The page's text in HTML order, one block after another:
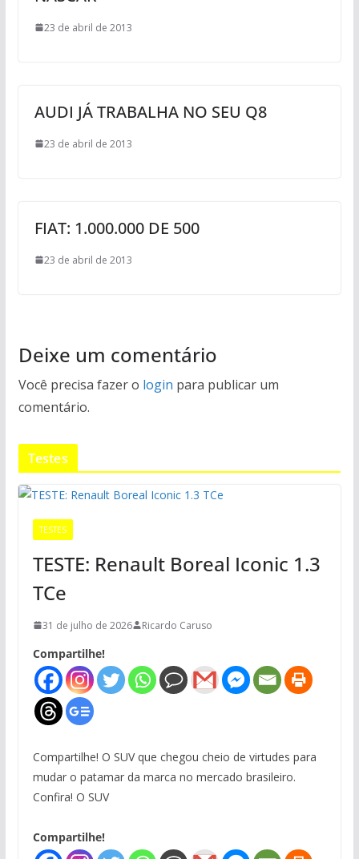
23 de abril de 2013
AUDI JÁ TRABALHA NO SEU Q8
23 de abril de 2013
FIAT: 1.000.000 DE 500
23 de abril de 2013
Deixe um comentário
Você precisa fazer o login para publicar um
comentário.
Testes
TESTES
TESTE: Renault Boreal Iconic 1.3
TCe
31 de julho de 2026 Ricardo Caruso
Compartilhe!
Compartilhe! O SUV que chegou cheio de virtudes para
mudar o patamar da marca no mercado brasileiro.
Confira! O SUV
Compartilhe!